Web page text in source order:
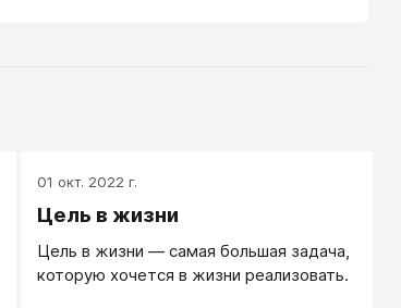
01 окт. 2022 г.
Цель в жизни
Цель в жизни — самая большая задача,
которую хочется в жизни реализовать.